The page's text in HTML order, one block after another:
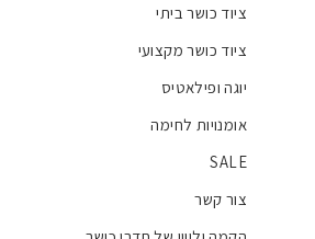
ציוד כושר ביתי
ציוד כושר מקצועי
יוגה ופילאטיס
אומנויות לחימה
SALE
צור קשר